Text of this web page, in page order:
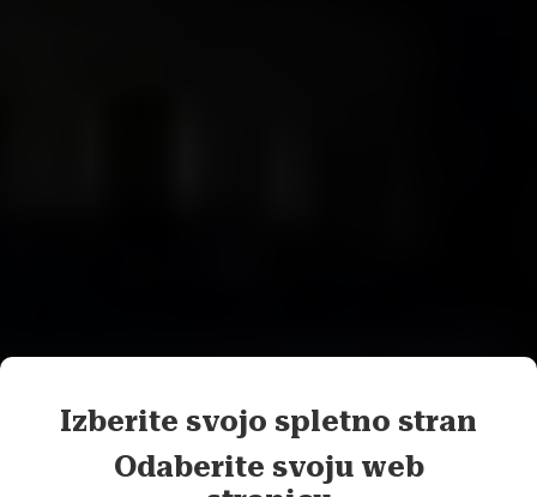
Izberite svojo spletno stran
Odaberite svoju web
2. MEĐUNARODNA POSLOVNA
KONFERENCIJA